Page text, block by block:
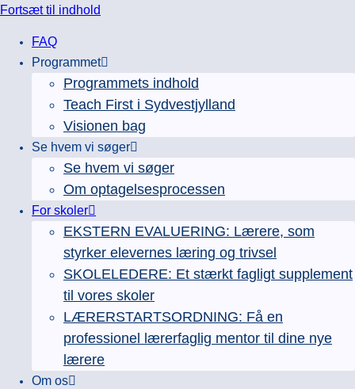
Fortsæt til indhold
FAQ
Programmet
Programmets indhold
Teach First i Sydvestjylland
Visionen bag
Se hvem vi søger
Se hvem vi søger
Om optagelsesprocessen
For skoler
EKSTERN EVALUERING: Lærere, som
styrker elevernes læring og trivsel
SKOLELEDERE: Et stærkt fagligt supplement
til vores skoler
LÆRERSTARTSORDNING: Få en
professionel lærerfaglig mentor til dine nye
lærere
Om os